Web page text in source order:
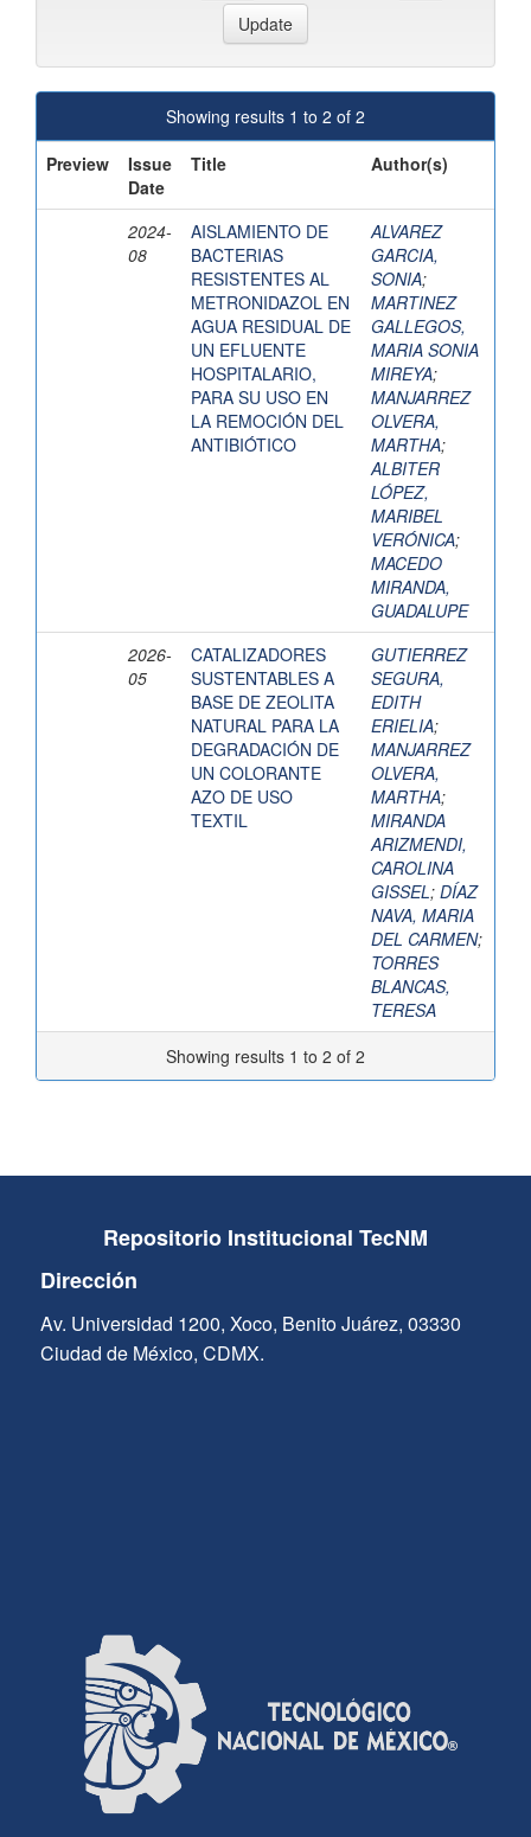
Showing results 1 to 2 of 2
Preview
Issue
Date
Title Author(s)
2024-
08
AISLAMIENTO DE
BACTERIAS
RESISTENTES AL
METRONIDAZOL EN
AGUA RESIDUAL DE
UN EFLUENTE
HOSPITALARIO,
PARA SU USO EN
LA REMOCIÓN DEL
ANTIBIÓTICO
ALVAREZ
GARCIA,
SONIA;
MARTINEZ
GALLEGOS,
MARIA SONIA
MIREYA;
MANJARREZ
OLVERA,
MARTHA;
ALBITER
LÓPEZ,
MARIBEL
VERÓNICA;
MACEDO
MIRANDA,
GUADALUPE
2026-
05
CATALIZADORES
SUSTENTABLES A
BASE DE ZEOLITA
NATURAL PARA LA
DEGRADACIÓN DE
UN COLORANTE
AZO DE USO
TEXTIL
GUTIERREZ
SEGURA,
EDITH
ERIELIA;
MANJARREZ
OLVERA,
MARTHA;
MIRANDA
ARIZMENDI,
CAROLINA
GISSEL; DÍAZ
NAVA, MARIA
DEL CARMEN;
TORRES
BLANCAS,
TERESA
Showing results 1 to 2 of 2
Repositorio Institucional TecNM
Dirección
Av. Universidad 1200, Xoco, Benito Juárez, 03330
Ciudad de México, CDMX.